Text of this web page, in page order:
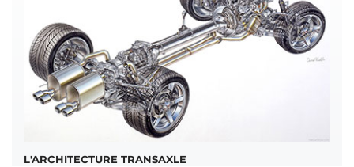
L'ARCHITECTURE TRANSAXLE